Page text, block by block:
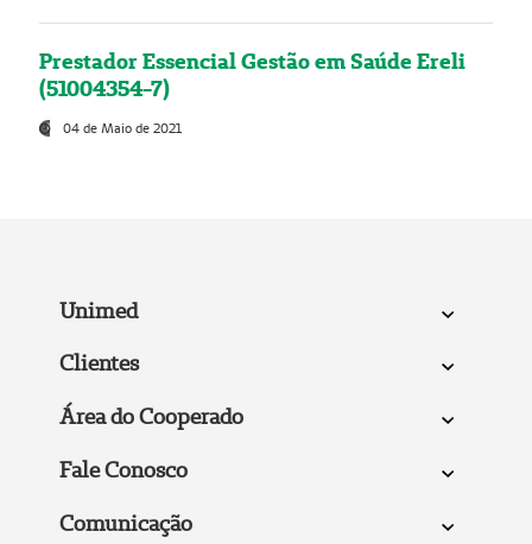
Prestador Essencial Gestão em Saúde Ereli
(51004354-7)
04 de Maio de 2021
Unimed
Clientes
Área do Cooperado
Fale Conosco
Comunicação